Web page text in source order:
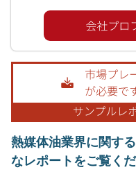
熱媒体油業界に関す
なレポートをご覧く